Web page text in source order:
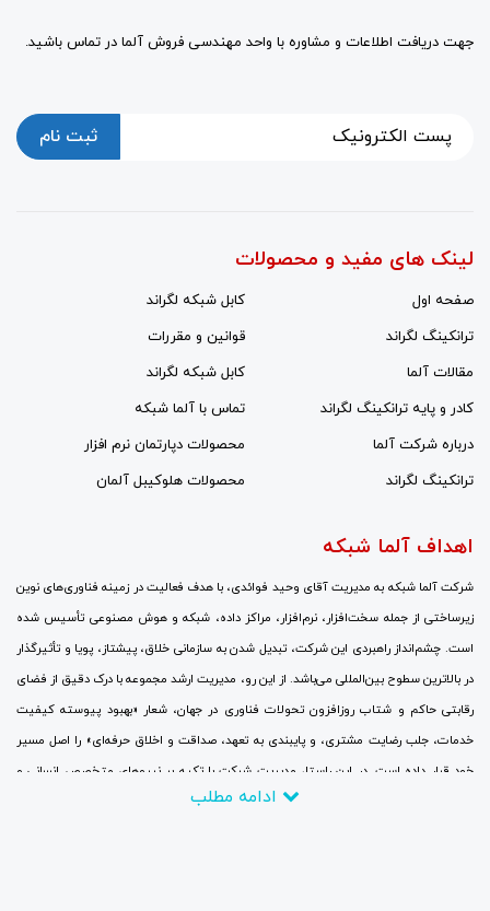
جهت دریافت اطلاعات و مشاوره با واحد مهندسی فروش آلما در تماس باشید.
ثبت نام
لینک های مفید و محصولات
صفحه اول
کابل شبکه لگراند
ترانکینگ لگراند
قوانین و مقررات
مقالات آلما
کابل شبکه لگراند
کادر و پایه ترانکینگ لگراند
تماس با آلما شبکه
درباره شرکت آلما
محصولات دپارتمان نرم افزار
ترانکینگ لگراند
محصولات هلوکیبل آلمان
اهداف آلما شبکه
شرکت آلما شبکه به مدیریت آقای وحید فوائدی، با هدف فعالیت در زمینه فناوری‌های نوین
زیرساختی از جمله سخت‌افزار، نرم‌افزار، مراکز داده، شبکه و هوش مصنوعی تأسیس شده
است. چشم‌انداز راهبردی این شرکت، تبدیل شدن به سازمانی خلاق، پیشتاز، پویا و تأثیرگذار
در بالاترین سطوح بین‌المللی می‌باشد. از این رو، مدیریت ارشد مجموعه با درک دقیق از فضای
رقابتی حاکم و شتاب روزافزون تحولات فناوری در جهان، شعار «بهبود پیوسته کیفیت
خدمات، جلب رضایت مشتری، و پایبندی به تعهد، صداقت و اخلاق حرفه‌ای» را اصل مسیر
خود قرار داده است. در این راستا، مدیریت شرکت با تکیه بر نیروهای متخصص انسانی و
سرمایه‌گذاری مالی گسترده، جایگزینی نگرش‌های نوین به جای رویکردهای سنتی، برقراری